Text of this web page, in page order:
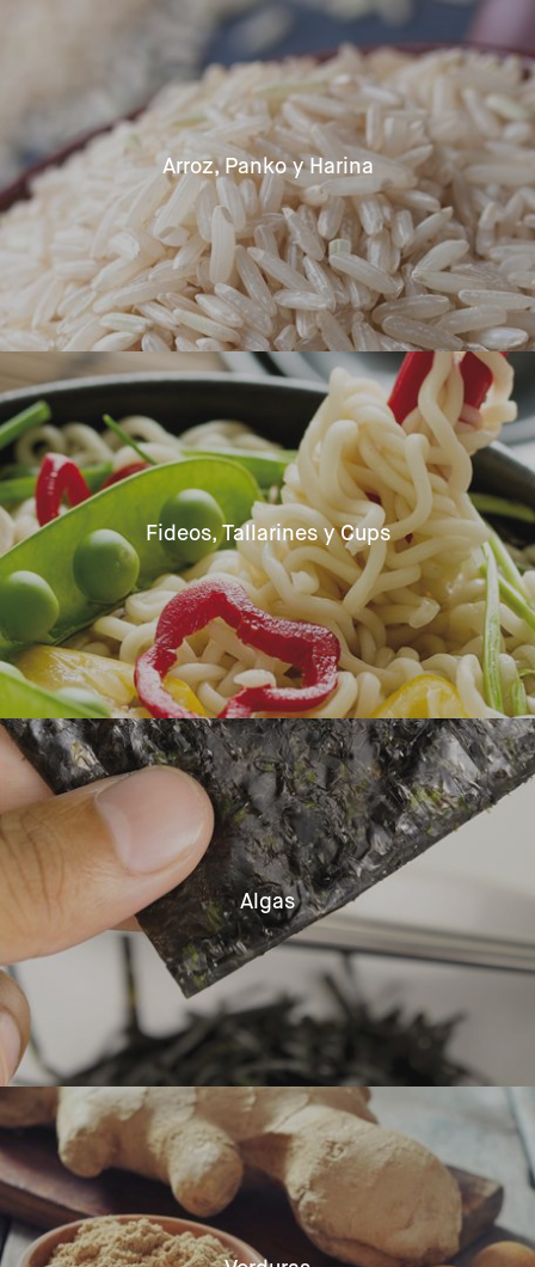
Arroz, Panko y Harina
Fideos, Tallarines y Cups
Algas